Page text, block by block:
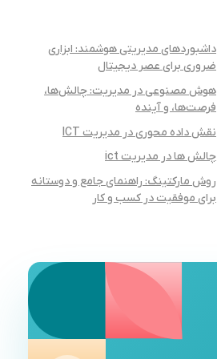
داشبوردهای مدیریتی هوشمند: ابزاری
ضروری برای عصر دیجیتال
هوش مصنوعی در مدیریت: چالش‌ها،
فرصت‌ها، و آینده
نقش داده محوری در مدیریت ICT
چالش ها در مدیریت ict
روش مارکتینگ: راهنمای جامع و دوستانه
برای موفقیت در کسب و کار